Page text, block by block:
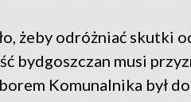
żeby odróżniać skutki
bydgoszczan musi
Komunalnika był